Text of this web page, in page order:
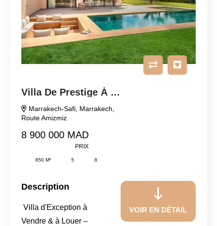
Villa De Prestige À Vendre Ou À Louer
Marrakech-Safi Marrakech
Route Amizmiz
8 900 000 MAD
PRIX
850 M² 5 8
Description
Villa d'Exception à
Vendre & à Louer –
VOIR EN DÉTAIL